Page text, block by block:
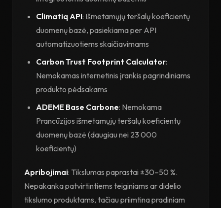
Climatiq API: Išmetamųjų teršalų koeficientų
duomenų bazė, pasiekiama per API
automatizuotiems skaičiavimams
Carbon Trust Footprint Calculator:
Nemokamas internetinis įrankis pagrindiniams
produkto pėdsakams
ADEME Base Carbone: Nemokama
Prancūzijos išmetamųjų teršalų koeficientų
duomenų bazė (daugiau nei 23 000
koeficientų)
Apribojimai: Tikslumas paprastai ±30–50 %.
Nepakanka patvirtintiems teiginiams ar didelio
tikslumo produktams, tačiau priimtina pradiniam